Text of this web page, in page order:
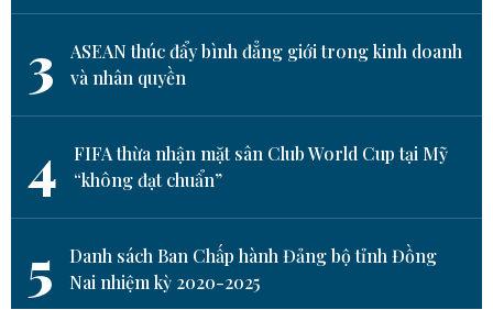
3
ASEAN thúc đẩy bình đẳng giới trong kinh doanh
và nhân quyền
4
FIFA thừa nhận mặt sân Club World Cup tại Mỹ
“không đạt chuẩn”
5
Danh sách Ban Chấp hành Đảng bộ tỉnh Đồng
Nai nhiệm kỳ 2020-2025